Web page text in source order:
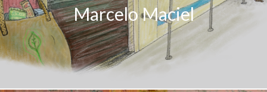
Marcelo Maciel